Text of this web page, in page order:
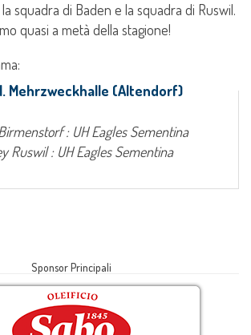
squadra di Baden e la squadra di Ruswil.
quasi a metà della stagione!
Mehrzweckhalle (Altendorf)
: UH Eagles Sementina
Ruswil : UH Eagles Sementina
Sponsor Principali